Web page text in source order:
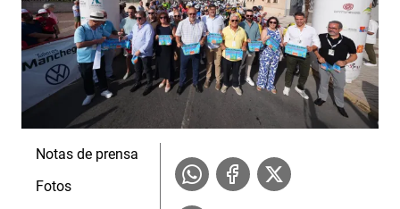
Notas de prensa
Fotos